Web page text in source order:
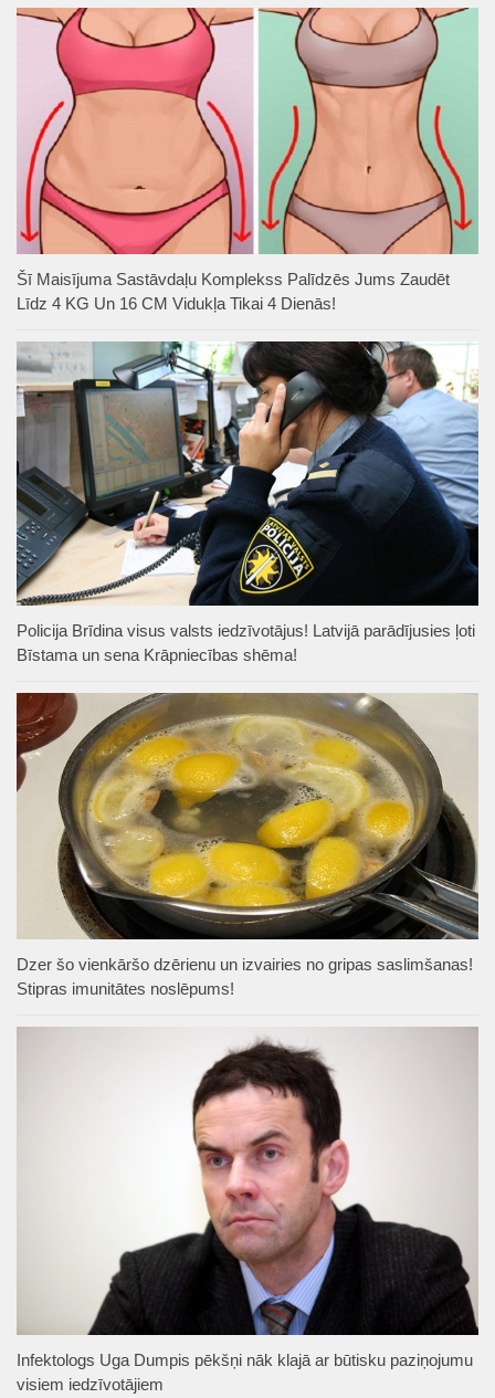
Šī Maisījuma Sastāvdaļu Komplekss Palīdzēs Jums Zaudēt
Līdz 4 KG Un 16 CM Vidukļa Tikai 4 Dienās!
Policija Brīdina visus valsts iedzīvotājus! Latvijā parādījusies ļoti
Bīstama un sena Krāpniecības shēma!
Dzer šo vienkāršo dzērienu un izvairies no gripas saslimšanas!
Stipras imunitātes noslēpums!
Infektologs Uga Dumpis pēkšņi nāk klajā ar būtisku paziņojumu
visiem iedzīvotājiem